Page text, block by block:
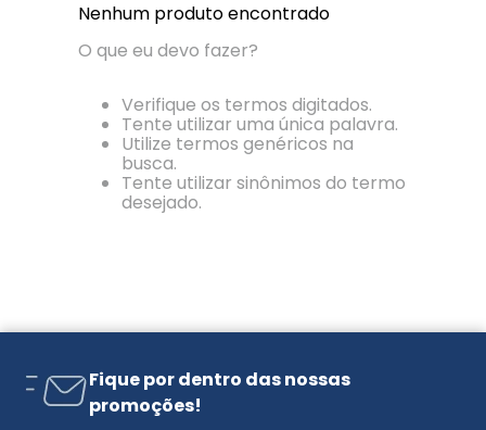
Nenhum produto encontrado
O que eu devo fazer?
Verifique os termos digitados.
Tente utilizar uma única palavra.
Utilize termos genéricos na
busca.
Tente utilizar sinônimos do termo
desejado.
Fique por dentro das nossas
promoções!